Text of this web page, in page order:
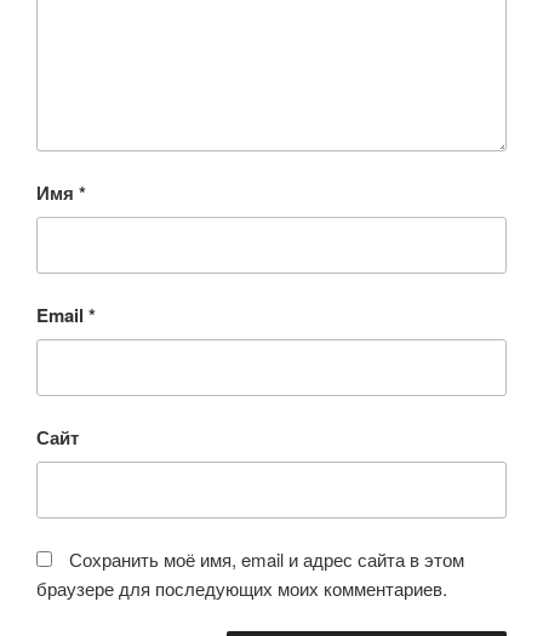
Имя *
Email *
Сайт
Сохранить моё имя, email и адрес сайта в этом
браузере для последующих моих комментариев.